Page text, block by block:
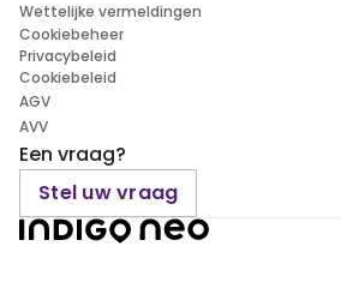
Wettelijke vermeldingen
Cookiebeheer
Privacybeleid
Cookiebeleid
AGV
AVV
Een vraag?
Stel uw vraag